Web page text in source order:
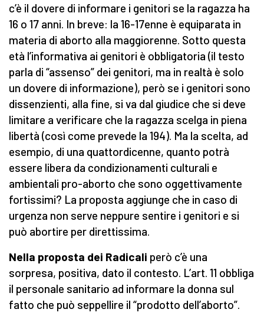
c’è il dovere di informare i genitori se la ragazza ha
16 o 17 anni. In breve: la 16-17enne è equiparata in
materia di aborto alla maggiorenne. Sotto questa
età l’informativa ai genitori è obbligatoria (il testo
parla di “assenso” dei genitori, ma in realtà è solo
un dovere di informazione), però se i genitori sono
dissenzienti, alla fine, si va dal giudice che si deve
limitare a verificare che la ragazza scelga in piena
libertà (così come prevede la 194). Ma la scelta, ad
esempio, di una quattordicenne, quanto potrà
essere libera da condizionamenti culturali e
ambientali pro-aborto che sono oggettivamente
fortissimi? La proposta aggiunge che in caso di
urgenza non serve neppure sentire i genitori e si
può abortire per direttissima.
Nella proposta dei Radicali però c’è una
sorpresa, positiva, dato il contesto. L’art. 11 obbliga
il personale sanitario ad informare la donna sul
fatto che può seppellire il “prodotto dell’aborto”.